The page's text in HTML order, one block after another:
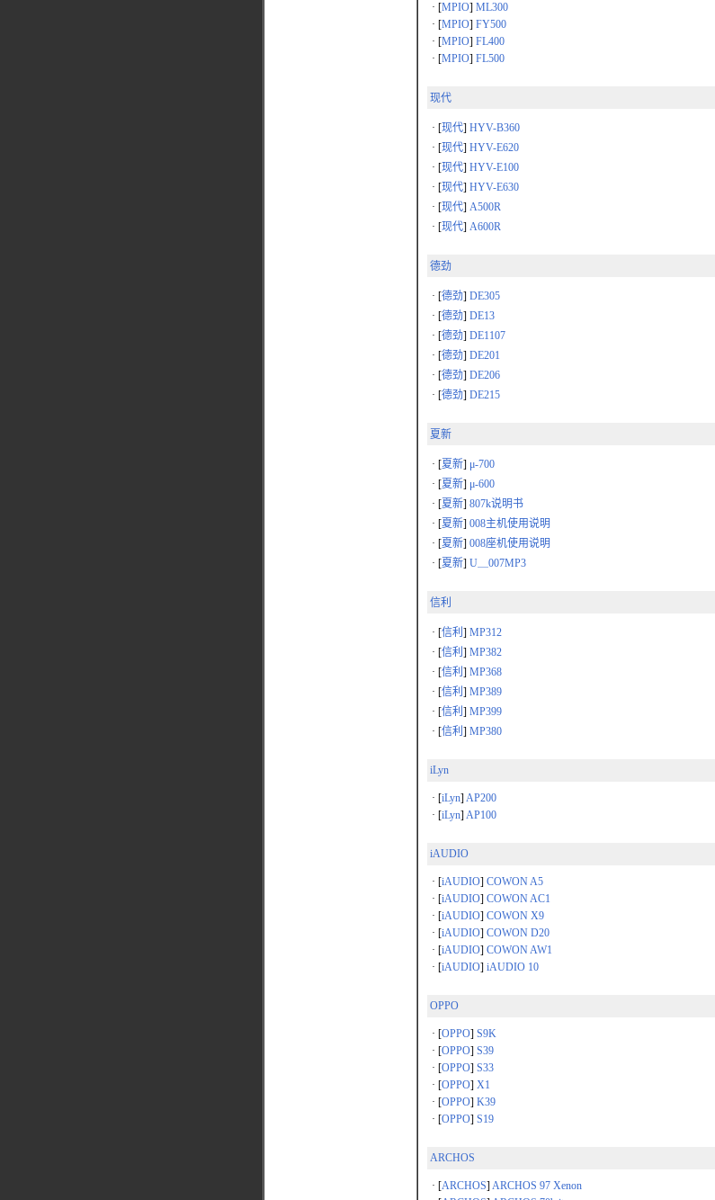
· [MPIO] ML300
· [MPIO] FY500
· [MPIO] FL400
· [MPIO] FL500
现代
· [现代] HYV-B360
· [现代] HYV-E620
· [现代] HYV-E100
· [现代] HYV-E630
· [现代] A500R
· [现代] A600R
德劲
· [德劲] DE305
· [德劲] DE13
· [德劲] DE1107
· [德劲] DE201
· [德劲] DE206
· [德劲] DE215
夏新
· [夏新] μ-700
· [夏新] μ-600
· [夏新] 807k说明书
· [夏新] 008主机使用说明
· [夏新] 008座机使用说明
· [夏新] U＿007MP3
信利
· [信利 ] MP312
· [信利 ] MP382
· [信利 ] MP368
· [信利 ] MP389
· [信利 ] MP399
· [信利 ] MP380
iLyn
· [iLyn] AP200
· [iLyn] AP100
iAUDIO
· [iAUDIO] COWON A5
· [iAUDIO] COWON AC1
· [iAUDIO] COWON X9
· [iAUDIO] COWON D20
· [iAUDIO] COWON AW1
· [iAUDIO] iAUDIO 10
OPPO
· [OPPO] S9K
· [OPPO] S39
· [OPPO] S33
· [OPPO] X1
· [OPPO] K39
· [OPPO] S19
ARCHOS
· [ARCHOS] ARCHOS 97 Xenon